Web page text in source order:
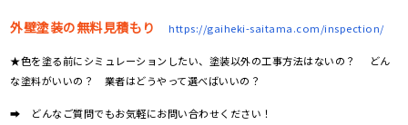
外壁塗装の無料見積もり https://gaiheki-saitama.com/inspection/
★色を塗る前にシミュレーションしたい、塗装以外の工事方法はないの？ どん
な塗料がいいの？ 業者はどうやって選べばいいの？
➡ どんなご質問でもお気軽にお問い合わせください！